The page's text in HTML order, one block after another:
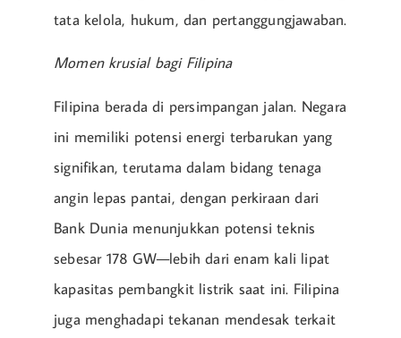
tata kelola, hukum, dan pertanggungjawaban.
Momen krusial bagi Filipina
Filipina berada di persimpangan jalan. Negara
ini memiliki potensi energi terbarukan yang
signifikan, terutama dalam bidang tenaga
angin lepas pantai, dengan perkiraan dari
Bank Dunia menunjukkan potensi teknis
sebesar 178 GW—lebih dari enam kali lipat
kapasitas pembangkit listrik saat ini. Filipina
juga menghadapi tekanan mendesak terkait